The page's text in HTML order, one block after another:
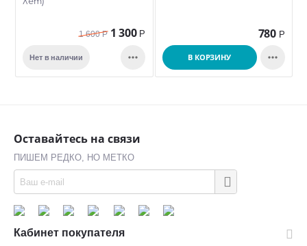
1 600 Р 1 300 Р
Нет в наличии 
780 Р
В КОРЗИНУ 
Оставайтесь на связи
ПИШЕМ РЕДКО, НО МЕТКО
Кабинет покупателя